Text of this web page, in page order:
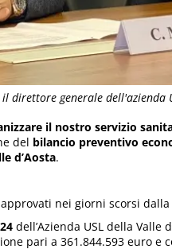
direttore generale dell'azienda
il nostro servizio
del bilancio preventivo
d’Aosta.
nei giorni scorsi
dell’Azienda USL della Valle
pari a 361.844.593 euro e